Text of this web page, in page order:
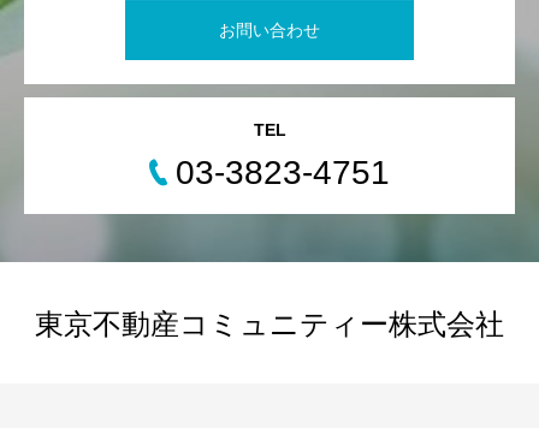
お問い合わせ
TEL
03-3823-4751
東京不動産コミュニティー株式会社